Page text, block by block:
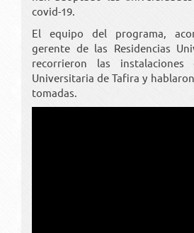
covid-19.
El equipo del programa,
gerente de las Residencias
recorrieron las instalaciones
Universitaria de Tafira y
tomadas.